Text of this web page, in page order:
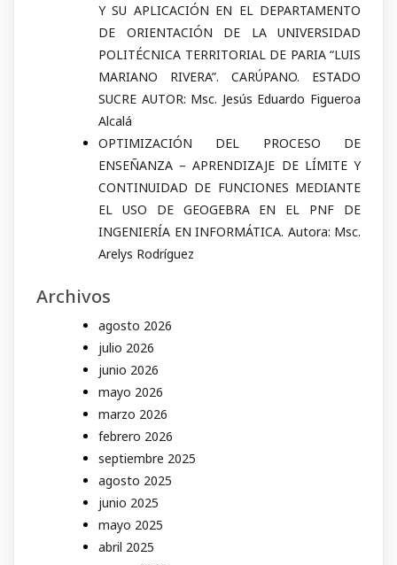
Y SU APLICACIÓN EN EL DEPARTAMENTO
DE ORIENTACIÓN DE LA UNIVERSIDAD
POLITÉCNICA TERRITORIAL DE PARIA “LUIS
MARIANO RIVERA”. CARÚPANO. ESTADO
SUCRE AUTOR: Msc. Jesús Eduardo Figueroa
Alcalá
OPTIMIZACIÓN DEL PROCESO DE
ENSEÑANZA – APRENDIZAJE DE LÍMITE Y
CONTINUIDAD DE FUNCIONES MEDIANTE
EL USO DE GEOGEBRA EN EL PNF DE
INGENIERÍA EN INFORMÁTICA. Autora: Msc.
Arelys Rodríguez
Archivos
agosto 2026
julio 2026
junio 2026
mayo 2026
marzo 2026
febrero 2026
septiembre 2025
agosto 2025
junio 2025
mayo 2025
abril 2025